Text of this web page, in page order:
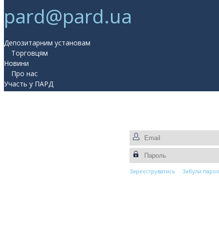
pard@pard.ua
Депозитарним установам
Торговцям
Новини
Про нас
Участь у ПАРД
Прес-центр
Зареєструватись Забули